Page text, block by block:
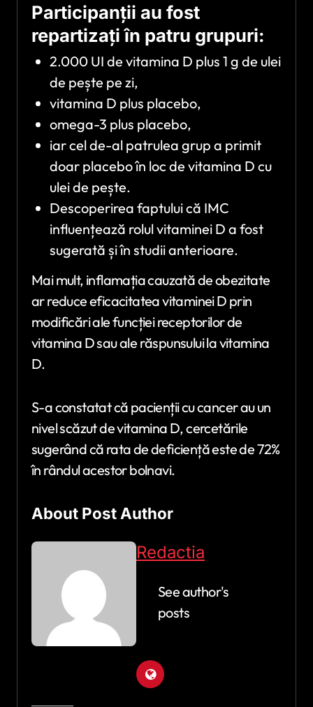
Participanții au fost
repartizați în patru grupuri:
2.000 UI de vitamina D plus 1 g de ulei
de pește pe zi,
vitamina D plus placebo,
omega-3 plus placebo,
iar cel de-al patrulea grup a primit
doar placebo în loc de vitamina D cu
ulei de pește.
Descoperirea faptului că IMC
influențează rolul vitaminei D a fost
sugerată și în studii anterioare.
Mai mult, inflamația cauzată de obezitate
ar reduce eficacitatea vitaminei D prin
modificări ale funcției receptorilor de
vitamina D sau ale răspunsului la vitamina
D.
S-a constatat că pacienții cu cancer au un
nivel scăzut de vitamina D, cercetările
sugerând că rata de deficiență este de 72%
în rândul acestor bolnavi.
About Post Author
Redactia
See author's
posts